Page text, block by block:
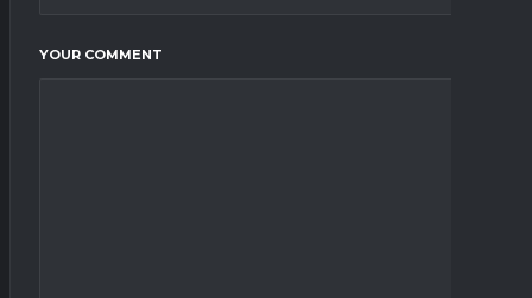
YOUR COMMENT